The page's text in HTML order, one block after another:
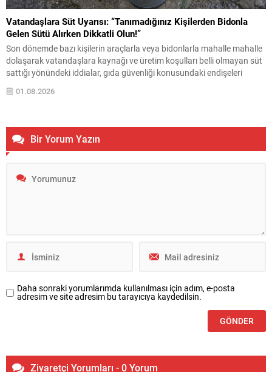
Vatandaşlara Süt Uyarısı: “Tanımadığınız Kişilerden Bidonla
Gelen Sütü Alırken Dikkatli Olun!”
Son dönemde bazı kişilerin araçlarla veya bidonlarla mahalle mahalle
dolaşarak vatandaşlara kaynağı ve üretim koşulları belli olmayan süt
sattığı yönündeki iddialar, gıda güvenliği konusundaki endişeleri
yeniden gündeme getirdi. Vatandaşlara önemli bir uyarı yapılarak,
özellikle tanınmayan kişilerden alınan açık sütlerde dikkatli olunması
01.08.2026
Bir Yorum Yazın
Daha sonraki yorumlarımda kullanılması için adım, e-posta
adresim ve site adresim bu tarayıcıya kaydedilsin.
Ziyaretçi Yorumları - 0 Yorum